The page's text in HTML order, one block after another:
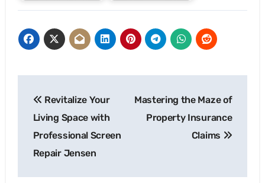
navigation
Revitalize Your
Living Space with
Professional Screen
Repair Jensen
Mastering the Maze of
Property Insurance
Claims